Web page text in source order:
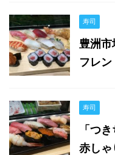
寿司
豊洲
フレ
寿司
「つ
赤しゃ